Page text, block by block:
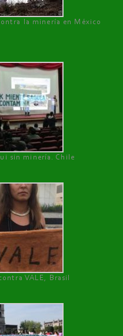
la minería en México
sin minería. Chile
VALE, Brasil